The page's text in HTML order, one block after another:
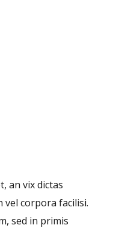
an vix dictas
vel corpora facilisi.
sed in primis